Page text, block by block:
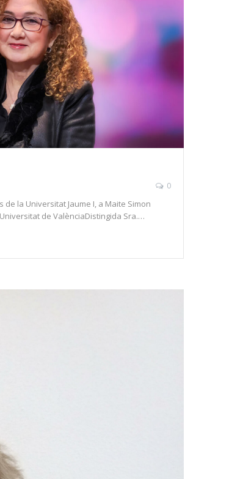
0
la Universitat Jaume I, a Maite Simon
de ValènciaDistingida Sra.…